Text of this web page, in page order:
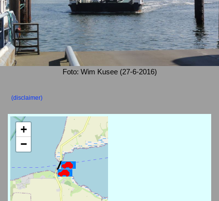
Foto: Wim Kusee (27-6-2016)
(disclaimer)
+
−